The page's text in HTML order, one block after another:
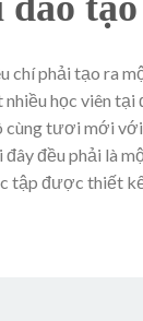
chí phải tạo ra
nhiều học viên
cùng tươi mới
đều phải là
tập được thiết